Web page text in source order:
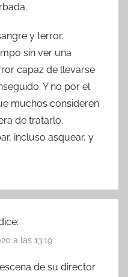
y terror.
sin ver una
capaz de llevarse
Y no por el
muchos consideren
de tratarlo.
incluso asquear, y
a las 13:19
de su director